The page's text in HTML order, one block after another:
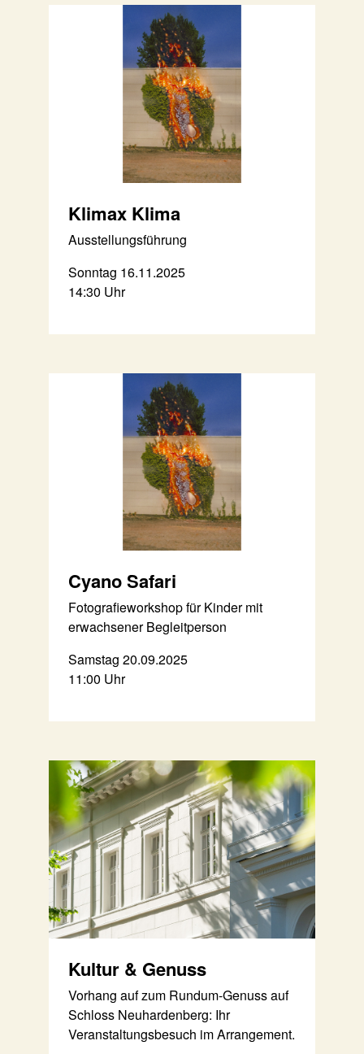
Klimax Klima
Ausstellungsführung
Sonntag 16.11.2025
14:30 Uhr
Cyano Safari
Fotografieworkshop für Kinder mit
erwachsener Begleitperson
Samstag 20.09.2025
11:00 Uhr
Kultur & Genuss
Vorhang auf zum Rundum-Genuss auf
Schloss Neuhardenberg: Ihr
Veranstaltungsbesuch im Arrangement.